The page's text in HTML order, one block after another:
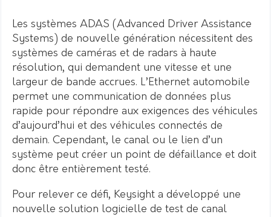
Les systèmes ADAS (Advanced Driver Assistance
Systems) de nouvelle génération nécessitent des
systèmes de caméras et de radars à haute
résolution, qui demandent une vitesse et une
largeur de bande accrues. L’Ethernet automobile
permet une communication de données plus
rapide pour répondre aux exigences des véhicules
d’aujourd’hui et des véhicules connectés de
demain. Cependant, le canal ou le lien d’un
système peut créer un point de défaillance et doit
donc être entièrement testé.
Pour relever ce défi, Keysight a développé une
nouvelle solution logicielle de test de canal